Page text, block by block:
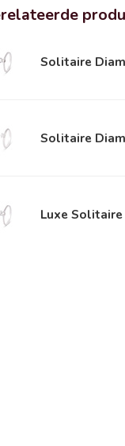
Solitaire
Solitaire
Luxe